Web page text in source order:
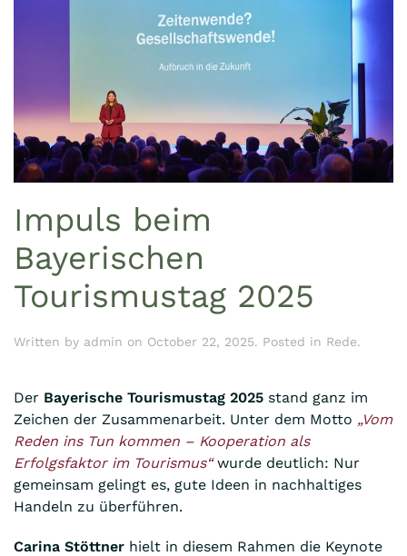
Impuls beim
Bayerischen
Tourismustag 2025
Written by admin on October 22, 2025. Posted in Rede.
Der Bayerische Tourismustag 2025 stand ganz im
Zeichen der Zusammenarbeit. Unter dem Motto „Vom
Reden ins Tun kommen – Kooperation als
Erfolgsfaktor im Tourismus“wurde deutlich: Nur
gemeinsam gelingt es, gute Ideen in nachhaltiges
Handeln zu überführen.
Carina Stöttner hielt in diesem Rahmen die Keynote